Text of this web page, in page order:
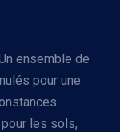
ensemble de
pour une
les sols,